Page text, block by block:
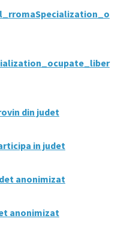
din judet
in judet
anonimizat
anonimizat